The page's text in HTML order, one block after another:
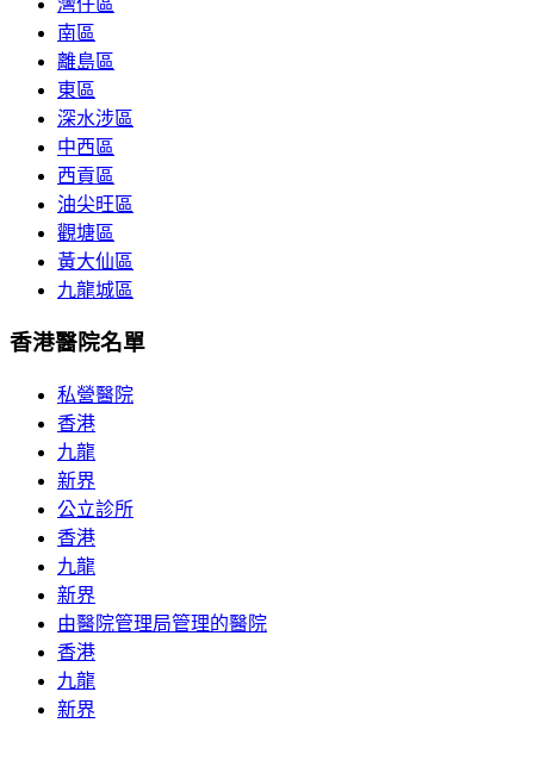
南區
離島區
東區
深水涉區
中西區
西貢區
油尖旺區
觀塘區
黃大仙區
九龍城區
香港醫院名單
私營醫院
香港
九龍
新界
公立診所
香港
九龍
新界
由醫院管理局管理的醫院
香港
九龍
新界